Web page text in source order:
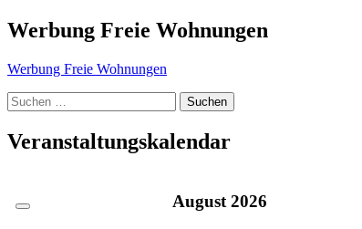
Werbung Freie Wohnungen
Werbung Freie Wohnungen
Suche
nach:
Veranstaltungskalendar
August 2026